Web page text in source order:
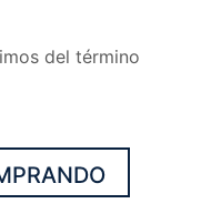
del término